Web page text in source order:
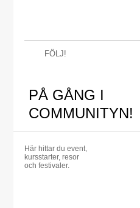
FÖLJ!
PÅ GÅNG I
COMMUNITYN!
Här hittar du event,
kursstarter, resor
och festivaler.